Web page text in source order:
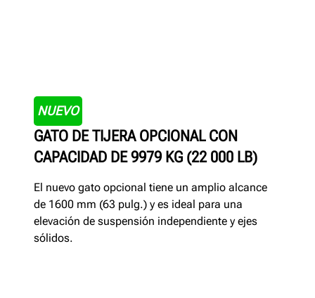
NUEVO
GATO DE TIJERA OPCIONAL CON
CAPACIDAD DE 9979 KG (22 000 LB)
El nuevo gato opcional tiene un amplio alcance
de 1600 mm (63 pulg.) y es ideal para una
elevación de suspensión independiente y ejes
sólidos.